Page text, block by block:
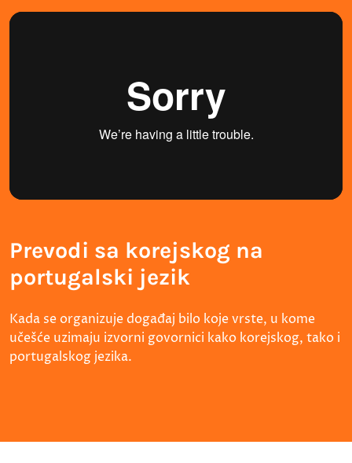
Prevodi sa korejskog na
portugalski jezik
Kada se organizuje događaj bilo koje vrste, u kome
učešće uzimaju izvorni govornici kako korejskog, tako i
portugalskog jezika.